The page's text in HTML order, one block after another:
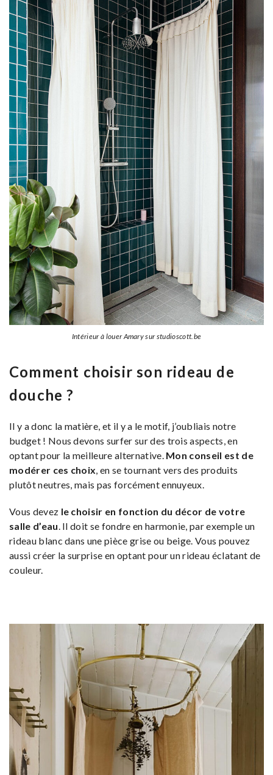
Intérieur à louer Amary sur studioscott.be
Comment choisir son rideau de
douche ?
Il y a donc la matière, et il y a le motif, j’oubliais notre
budget ! Nous devons surfer sur des trois aspects, en
optant pour la meilleure alternative. Mon conseil est de
modérer ces choix, en se tournant vers des produits
plutôt neutres, mais pas forcément ennuyeux.
Vous devez le choisir en fonction du décor de votre
salle d’eau. Il doit se fondre en harmonie, par exemple un
rideau blanc dans une pièce grise ou beige. Vous pouvez
aussi créer la surprise en optant pour un rideau éclatant de
couleur.